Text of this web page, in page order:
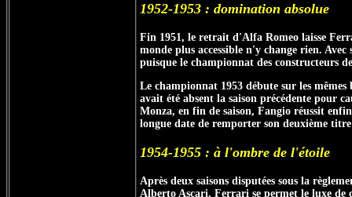
1952-1953 : domination absolue
Fin 1951, le retrait d'Alfa Romeo laisse
monde plus accessible n'y change rien.
puisque le championnat des constructeurs
Le championnat 1953 débute sur les
avait été absent la saison précédente pour
Monza, en fin de saison, Fangio réussit
longue date de remporter son deuxième
1954-1955 : à l'ombre de l'étoile
Après deux saisons disputées sous la
Alberto Ascari, Ferrari se permet le luxe